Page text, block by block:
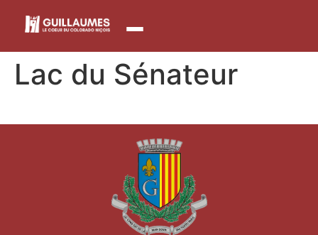
principal
Lac du Sénateur